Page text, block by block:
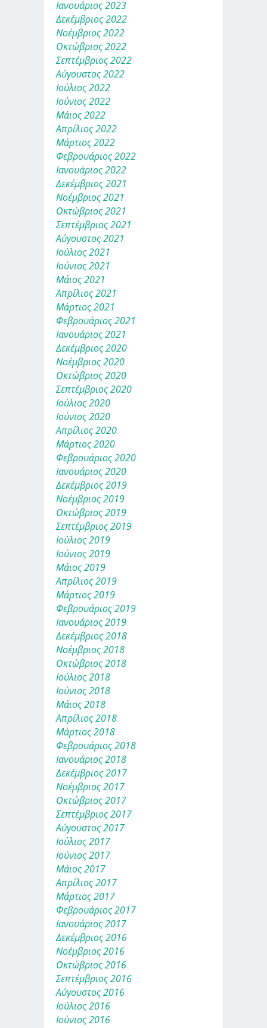
Ιανουάριος 2023
Δεκέμβριος 2022
Νοέμβριος 2022
Οκτώβριος 2022
Σεπτέμβριος 2022
Αύγουστος 2022
Ιούλιος 2022
Ιούνιος 2022
Μάιος 2022
Απρίλιος 2022
Μάρτιος 2022
Φεβρουάριος 2022
Ιανουάριος 2022
Δεκέμβριος 2021
Νοέμβριος 2021
Οκτώβριος 2021
Σεπτέμβριος 2021
Αύγουστος 2021
Ιούλιος 2021
Ιούνιος 2021
Μάιος 2021
Απρίλιος 2021
Μάρτιος 2021
Φεβρουάριος 2021
Ιανουάριος 2021
Δεκέμβριος 2020
Νοέμβριος 2020
Οκτώβριος 2020
Σεπτέμβριος 2020
Ιούλιος 2020
Ιούνιος 2020
Απρίλιος 2020
Μάρτιος 2020
Φεβρουάριος 2020
Ιανουάριος 2020
Δεκέμβριος 2019
Νοέμβριος 2019
Οκτώβριος 2019
Σεπτέμβριος 2019
Ιούλιος 2019
Ιούνιος 2019
Μάιος 2019
Απρίλιος 2019
Μάρτιος 2019
Φεβρουάριος 2019
Ιανουάριος 2019
Δεκέμβριος 2018
Νοέμβριος 2018
Οκτώβριος 2018
Ιούλιος 2018
Ιούνιος 2018
Μάιος 2018
Απρίλιος 2018
Μάρτιος 2018
Φεβρουάριος 2018
Ιανουάριος 2018
Δεκέμβριος 2017
Νοέμβριος 2017
Οκτώβριος 2017
Σεπτέμβριος 2017
Αύγουστος 2017
Ιούλιος 2017
Ιούνιος 2017
Μάιος 2017
Απρίλιος 2017
Μάρτιος 2017
Φεβρουάριος 2017
Ιανουάριος 2017
Δεκέμβριος 2016
Νοέμβριος 2016
Οκτώβριος 2016
Σεπτέμβριος 2016
Αύγουστος 2016
Ιούλιος 2016
Ιούνιος 2016